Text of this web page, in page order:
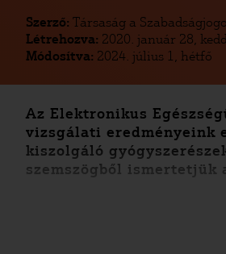
Szerző: Társaság a
Létrehozva: 2020. január 28,
Módosítva: 2024. július 1, hétfő
Az Elektronikus
vizsgálati eredményeink
kiszolgáló
szemszögből ismertetjük